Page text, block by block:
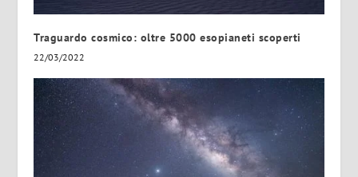
Traguardo cosmico: oltre 5000 esopianeti scoperti
22/03/2022